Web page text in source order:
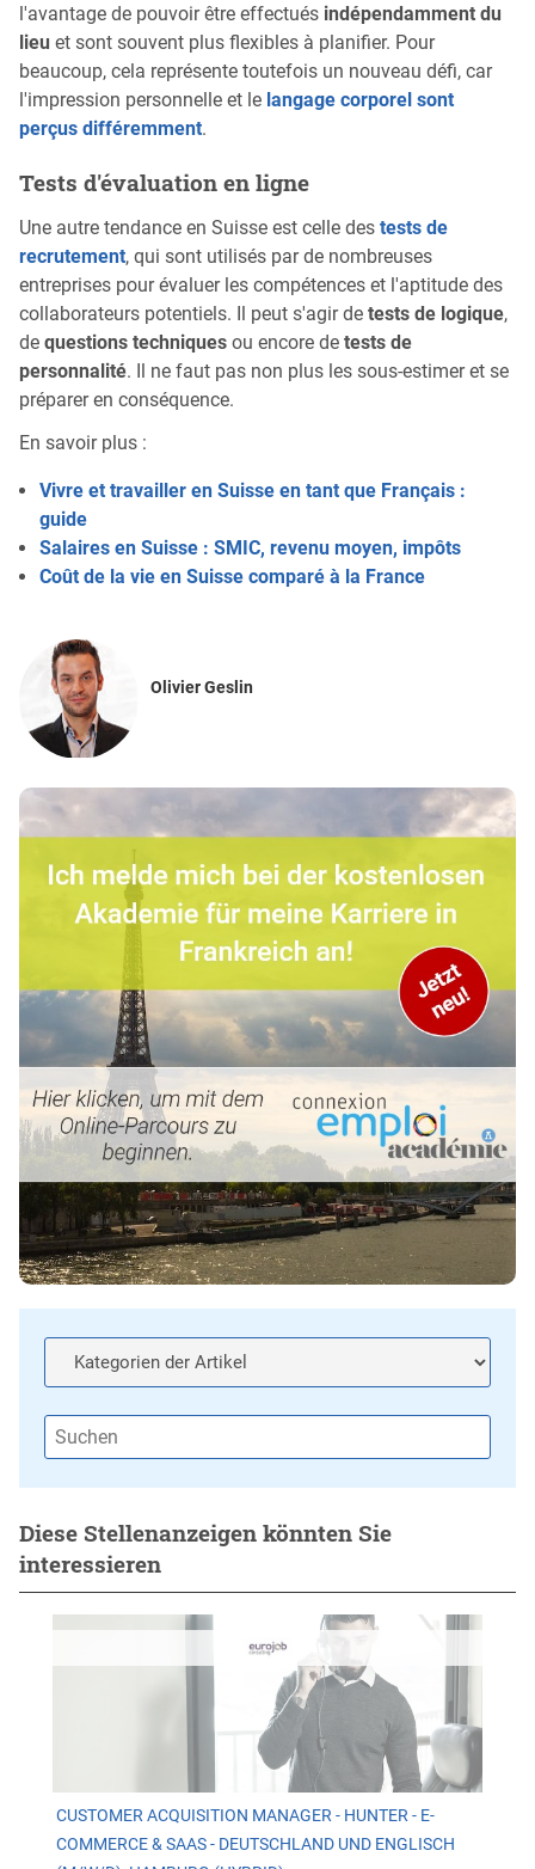
l'avantage de pouvoir être effectués indépendamment du
lieu et sont souvent plus flexibles à planifier. Pour
beaucoup, cela représente toutefois un nouveau défi, car
l'impression personnelle et le langage corporel sont
perçus différemment.
Tests d'évaluation en ligne
Une autre tendance en Suisse est celle des tests de
recrutement, qui sont utilisés par de nombreuses
entreprises pour évaluer les compétences et l'aptitude des
collaborateurs potentiels. Il peut s'agir de tests de logique,
de questions techniques ou encore de tests de
personnalité. Il ne faut pas non plus les sous-estimer et se
préparer en conséquence.
En savoir plus :
Vivre et travailler en Suisse en tant que Français :
guide
Salaires en Suisse : SMIC, revenu moyen, impôts
Coût de la vie en Suisse comparé à la France
Olivier Geslin
Diese Stellenanzeigen könnten Sie
interessieren
CUSTOMER ACQUISITION MANAGER - HUNTER - E-
COMMERCE & SAAS - DEUTSCHLAND UND ENGLISCH